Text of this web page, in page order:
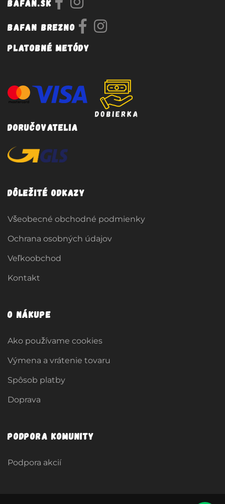
Bafan.sk
Bafan Brezno
Platobné metódy
Doručovatelia
Dôležité odkazy
Všeobecné obchodné podmienky
Ochrana osobných údajov
Veľkoobchod
Kontakt
O nákupe
Ako používame cookies
Výmena a vrátenie tovaru
Spôsob platby
Doprava
Podpora komunity
Podpora akcií